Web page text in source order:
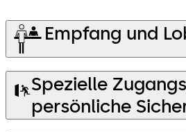
Empfang und
Spezielle
persönliche